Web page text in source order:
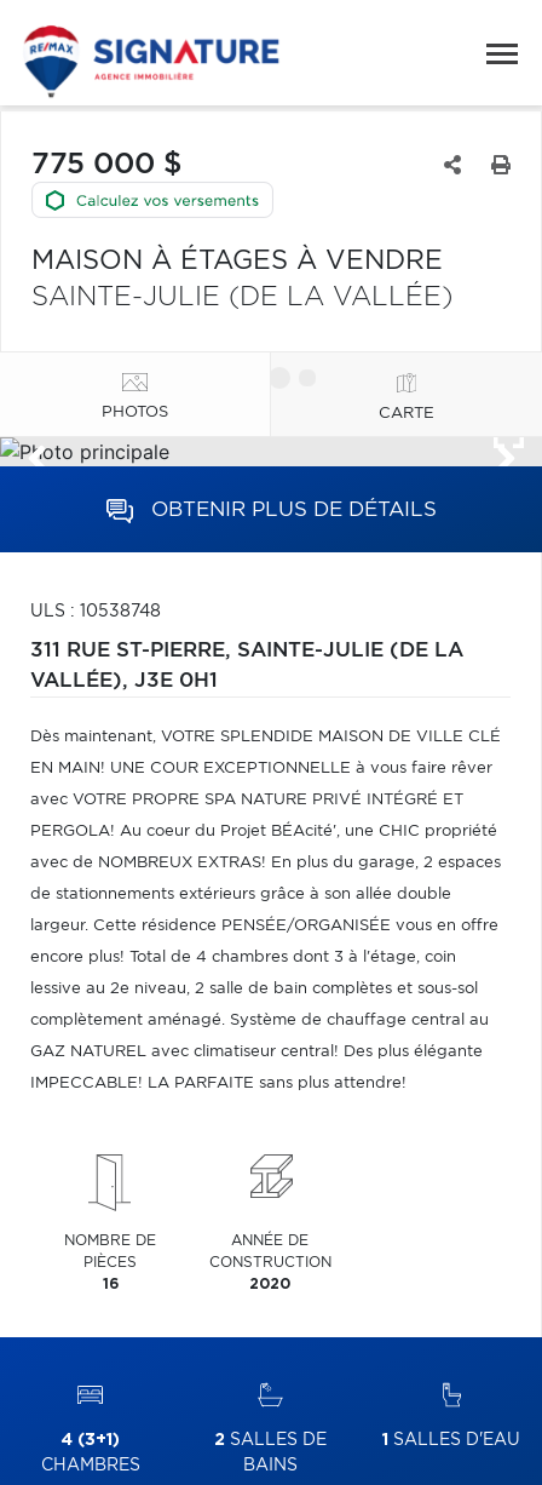
775 000 $
MAISON À ÉTAGES À VENDRE
SAINTE-JULIE (DE LA VALLÉE)
PHOTOS CARTE
OBTENIR PLUS DE DÉTAILS
ULS : 10538748
311 RUE ST-PIERRE, SAINTE-JULIE (DE LA
VALLÉE), J3E 0H1
Dès maintenant, VOTRE SPLENDIDE MAISON DE VILLE CLÉ
EN MAIN! UNE COUR EXCEPTIONNELLE à vous faire rêver
avec VOTRE PROPRE SPA NATURE PRIVÉ INTÉGRÉ ET
PERGOLA! Au coeur du Projet BÉAcité', une CHIC propriété
avec de NOMBREUX EXTRAS! En plus du garage, 2 espaces
de stationnements extérieurs grâce à son allée double
largeur. Cette résidence PENSÉE/ORGANISÉE vous en offre
encore plus! Total de 4 chambres dont 3 à l'étage, coin
lessive au 2e niveau, 2 salle de bain complètes et sous-sol
complètement aménagé. Système de chauffage central au
GAZ NATUREL avec climatiseur central! Des plus élégante
IMPECCABLE! LA PARFAITE sans plus attendre!
NOMBRE DE
PIÈCES
16
ANNÉE DE
CONSTRUCTION
2020
4 (3+1)
CHAMBRES
2 SALLES DE
BAINS
1 SALLES D'EAU